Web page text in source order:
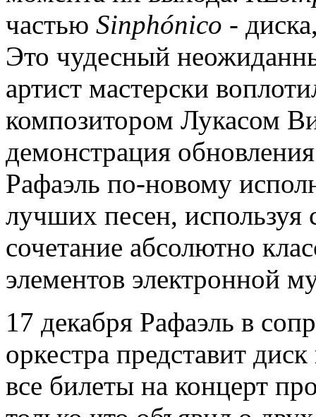
частью Sinphónico -
Это чудесный
артист мастерски
композитором Лукасом
демонстрация
Рафаэль по-новому
лучших песен, используя
сочетание абсолютно
элементов электронной
17 декабря Рафаэль в
оркестра представит
все билеты на концерт